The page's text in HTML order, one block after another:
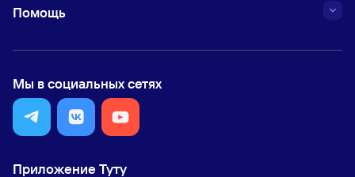
Помощь
Мы в социальных сетях
Приложение Туту